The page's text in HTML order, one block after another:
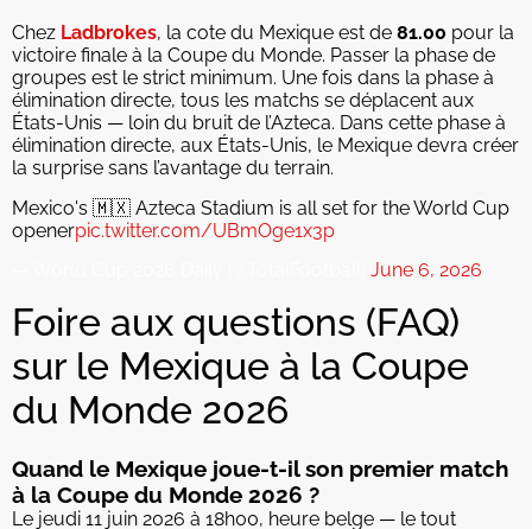
Chez Ladbrokes, la cote du Mexique est de 81.00 pour la
victoire finale à la Coupe du Monde. Passer la phase de
groupes est le strict minimum. Une fois dans la phase à
élimination directe, tous les matchs se déplacent aux
États-Unis — loin du bruit de l’Azteca. Dans cette phase à
élimination directe, aux États-Unis, le Mexique devra créer
la surprise sans l’avantage du terrain.
Mexico's 🇲🇽 Azteca Stadium is all set for the World Cup
openerpic.twitter.com/UBmOge1x3p
June 6, 2026
Foire aux questions (FAQ)
sur le Mexique à la Coupe
du Monde 2026
Quand le Mexique joue-t-il son premier match
à la Coupe du Monde 2026 ?
Le jeudi 11 juin 2026 à 18h00, heure belge — le tout